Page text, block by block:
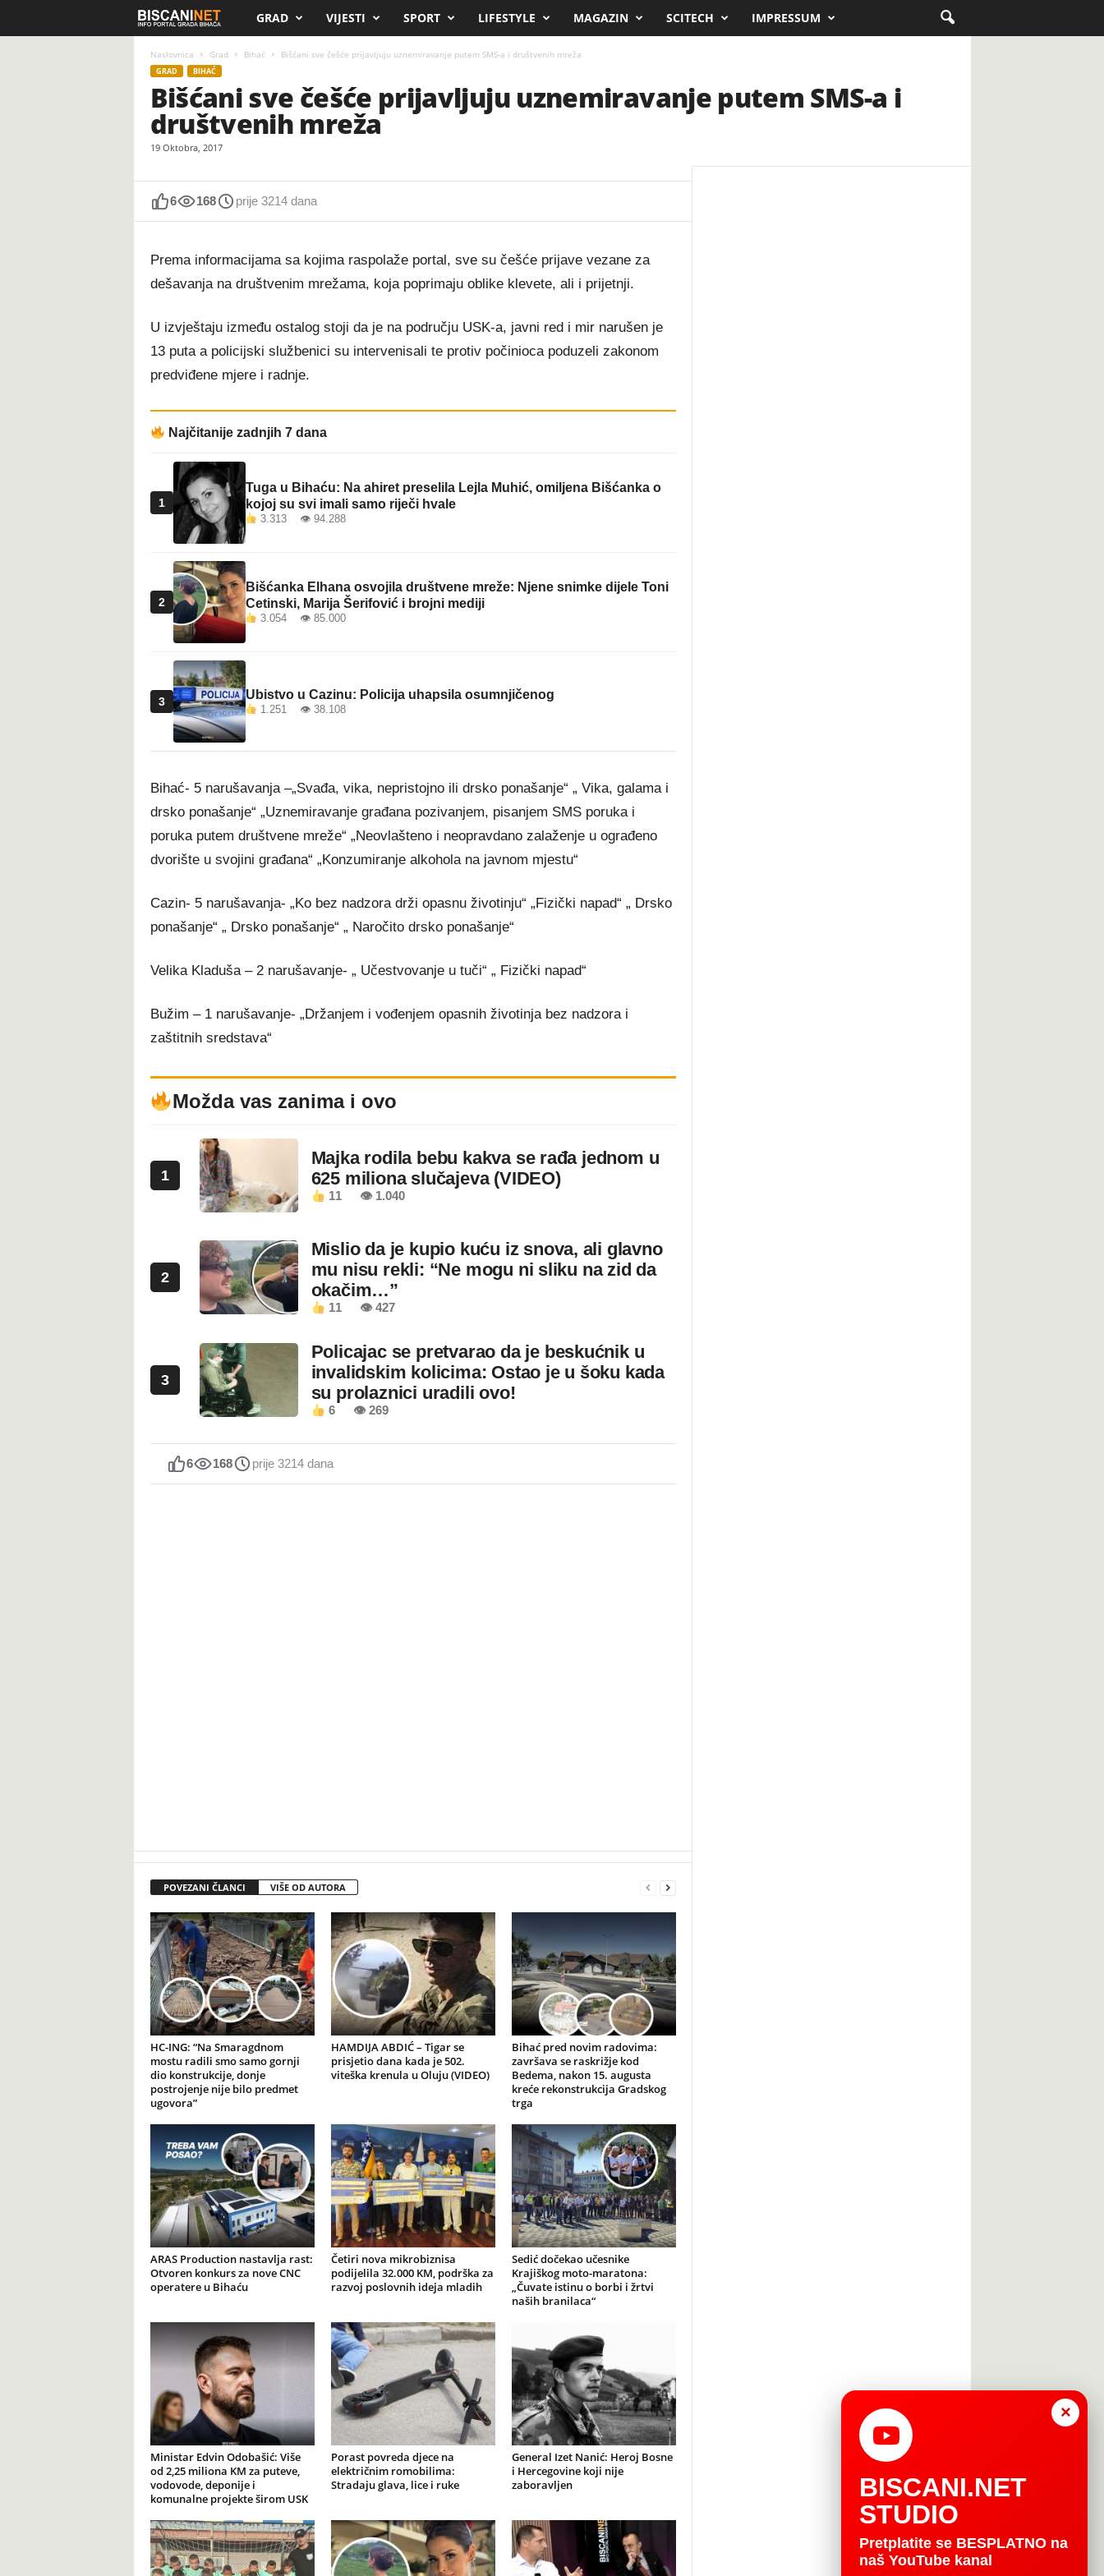
i
c
n
t
GRAD VIJESTI SPORT LIFESTYLE MAGAZIN SCITECH IMPRESSUM
Naslovnica Grad Bihać Bišćani sve češće prijavljuju uznemiravanje putem SMS-a i društvenih mreža
GRAD BIHAĆ
Bišćani sve češće prijavljuju uznemiravanje putem SMS-a i
društvenih mreža
19 Oktobra, 2017
6 168 prije 3214 dana
Prema informacijama sa kojima raspolaže portal, sve su češće prijave vezane za
dešavanja na društvenim mrežama, koja poprimaju oblike klevete, ali i prijetnji.
U izvještaju između ostalog stoji da je na području USK-a, javni red i mir narušen je
13 puta a policijski službenici su intervenisali te protiv počinioca poduzeli zakonom
predviđene mjere i radnje.
Najčitanije zadnjih 7 dana
1
Tuga u Bihaću: Na ahiret preselila Lejla Muhić, omiljena Bišćanka o
kojoj su svi imali samo riječi hvale
3.313 👁 94.288
2
Bišćanka Elhana osvojila društvene mreže: Njene snimke dijele Toni
Cetinski, Marija Šerifović i brojni mediji
3.054 👁 85.000
3 Ubistvo u Cazinu: Policija uhapsila osumnjičenog
1.251 👁 38.108
Bihać- 5 narušavanja –„Svađa, vika, nepristojno ili drsko ponašanje“ „ Vika, galama i
drsko ponašanje“ „Uznemiravanje građana pozivanjem, pisanjem SMS poruka i
poruka putem društvene mreže“ „Neovlašteno i neopravdano zalaženje u ograđeno
dvorište u svojini građana“ „Konzumiranje alkohola na javnom mjestu“
Cazin- 5 narušavanja- „Ko bez nadzora drži opasnu životinju“ „Fizički napad“ „ Drsko
ponašanje“ „ Drsko ponašanje“ „ Naročito drsko ponašanje“
Velika Kladuša – 2 narušavanje- „ Učestvovanje u tuči“ „ Fizički napad“
Bužim – 1 narušavanje- „Držanjem i vođenjem opasnih životinja bez nadzora i
zaštitnih sredstava“
Možda vas zanima i ovo
1
Majka rodila bebu kakva se rađa jednom u
625 miliona slučajeva (VIDEO)
11 👁 1.040
2
Mislio da je kupio kuću iz snova, ali glavno
mu nisu rekli: “Ne mogu ni sliku na zid da
okačim…”
11 👁 427
3
Policajac se pretvarao da je beskućnik u
invalidskim kolicima: Ostao je u šoku kada
su prolaznici uradili ovo!
6 👁 269
6 168 prije 3214 dana
POVEZANI ČLANCI VIŠE OD AUTORA
HC-ING: “Na Smaragdnom
mostu radili smo samo gornji
dio konstrukcije, donje
postrojenje nije bilo predmet
ugovora”
HAMDIJA ABDIĆ – Tigar se
prisjetio dana kada je 502.
viteška krenula u Oluju (VIDEO)
Bihać pred novim radovima:
završava se raskrižje kod
Bedema, nakon 15. augusta
kreće rekonstrukcija Gradskog
trga
ARAS Production nastavlja rast:
Otvoren konkurs za nove CNC
operatere u Bihaću
Četiri nova mikrobiznisa
podijelila 32.000 KM, podrška za
razvoj poslovnih ideja mladih
Sedić dočekao učesnike
Krajiškog moto-maratona:
„Čuvate istinu o borbi i žrtvi
naših branilaca“
Ministar Edvin Odobašić: Više
od 2,25 miliona KM za puteve,
vodovode, deponije i
komunalne projekte širom USK
Porast povreda djece na
električnim romobilima:
Stradaju glava, lice i ruke
General Izet Nanić: Heroj Bosne
i Hercegovine koji nije
zaboravljen
×
BISCANI.NET
STUDIO
Pretplatite se BESPLATNO na
naš YouTube kanal